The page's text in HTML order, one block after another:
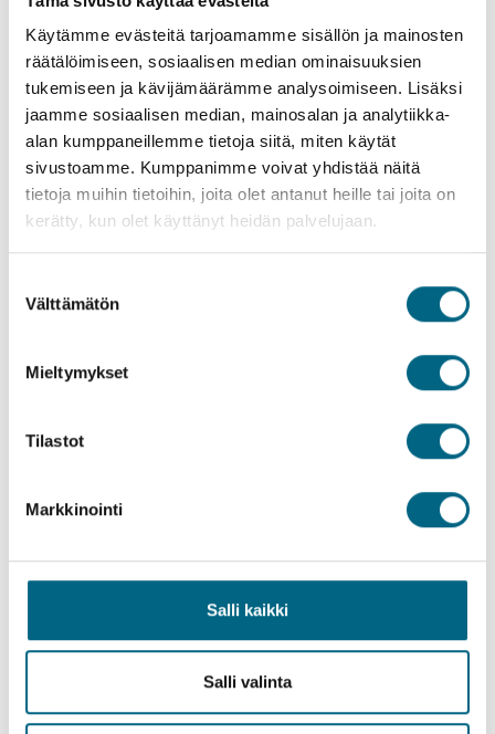
Käytämme evästeitä tarjoamamme sisällön ja mainosten
räätälöimiseen, sosiaalisen median ominaisuuksien
tukemiseen ja kävijämäärämme analysoimiseen. Lisäksi
jaamme sosiaalisen median, mainosalan ja analytiikka-
alan kumppaneillemme tietoja siitä, miten käytät
sivustoamme. Kumppanimme voivat yhdistää näitä
tietoja muihin tietoihin, joita olet antanut heille tai joita on
kerätty, kun olet käyttänyt heidän palvelujaan.
valinta
Välttämätön
Mieltymykset
Tilastot
Markkinointi
Salli kaikki
Salli valinta
edetään pienemmillä laivoilla kohteesta toiseen. Ranskan
jokiristeilyillä pariskunta on reissannut muutamia kertoja.
”Rinnastaisin Saksan rannikkoristeilynkin jokimatkoihin,
sillä molemmissa on sopivan rauhallinen tunnelma. Me
olemme jo nähneet niin paljon, että arvostamme rauhaa,
hyvää ruokaa ja matkan sujuvuutta”, Leena sanoo.
Leena ja Kimmo ovat matkustaneet paljon – myös
Reinjoella
maalaismaisemaa ja ranskalaisia kyliä unohtamatta.
saatiin loihdittua niin upeat kattaukset ja illalliset. Näiden
ruokien tähtiluokitus olisi täydet viisi tähteä, koska ruuat
paitsi maistuivat hyvälle, tarjosivat myös silmänruokaa”,